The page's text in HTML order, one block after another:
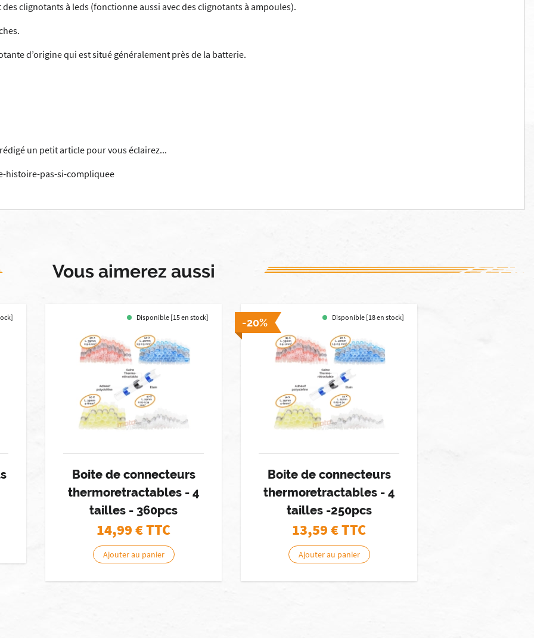
clignotants à leds (fonctionne aussi avec des clignotants à ampoules).
d’origine qui est situé généralement près de la batterie.
un petit article pour vous éclairez...
histoire-pas-si-compliquee
Vous aimerez aussi
Disponible [15 en stock]
Boite de connecteurs
thermoretractables - 4
tailles - 360pcs
14,99€ TTC
Ajouter au panier
-20% Disponible [18 en stock]
Boite de connecteurs
thermoretractables - 4
tailles -250pcs
13,59€ TTC
Ajouter au panier